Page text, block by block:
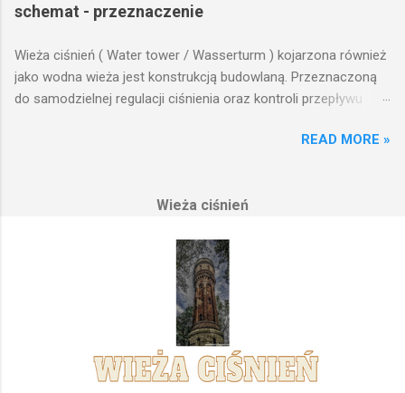
schemat - przeznaczenie
Wieża ciśnień ( Water tower / Wasserturm ) kojarzona również
jako wodna wieża jest konstrukcją budowlaną. Przeznaczoną
do samodzielnej regulacji ciśnienia oraz kontroli przepływu
na którym została wzniesiona. Wieża ciśnień jest obiektem
fundamenty modułu infrastruktury wodnej, zaplanowanej dla
Podstawową funkcją wież ciśnień jest zwiększanie ciśnienia
wody do dystrybucji. Zasada działania wieży ciśnień Cechą
priorytetową przy projektowaniu wieży ciśnień jest wyszukanie
odpowiedniego terenu pod przyszłe fundamenty obiektu.
Konstrukcja, aby mogła być w pełni funkcjonalna musi zostać
wybudowana na najwyższym lokalnym wzniesieniu. Ponieważ
gromadząca się woda w zbiorniku wieży ciśnień musi być
READ MORE »
Wieża ciśnień